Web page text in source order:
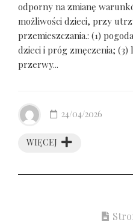
odporny na zmianę
możliwości dzieci, przy
przemieszczania.: (1)
dzieci i próg zmęczenia; (3)
przerwy...
WIĘCEJ
24/04/2026